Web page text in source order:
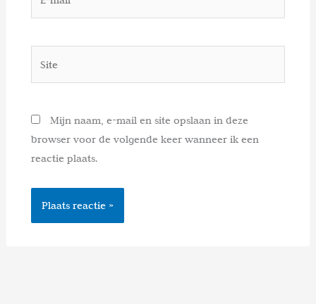
Mijn naam, e-mail en site opslaan in deze
browser voor de volgende keer wanneer ik een
reactie plaats.